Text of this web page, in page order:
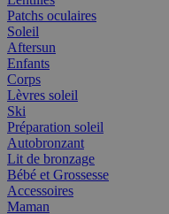
Patchs oculaires
Soleil
Aftersun
Enfants
Corps
Lèvres soleil
Ski
Préparation soleil
Autobronzant
Lit de bronzage
Bébé et Grossesse
Accessoires
Maman